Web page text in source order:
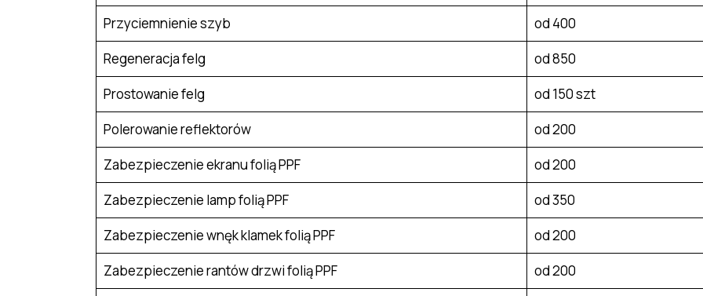
Przyciemnienie szyb
od 400
Regeneracja felg
od 850
Prostowanie felg
od 150 szt
Polerowanie reflektorów
od 200
Zabezpieczenie ekranu folią PPF
od 200
Zabezpieczenie lamp folią PPF
od 350
Zabezpieczenie wnęk klamek folią PPF
od 200
Zabezpieczenie rantów drzwi folią PPF
od 200